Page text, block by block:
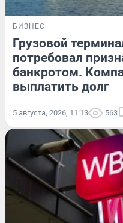
БИЗНЕС
Грузовой
потребовал
банкротом.
выплатить долг
5 августа, 2026, 11:13 563